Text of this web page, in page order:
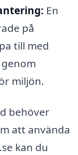
En
på
till med
miljön.
behöver
att använda
kan du